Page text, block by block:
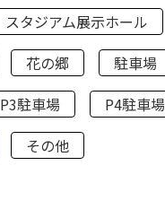
スタジアム展示ホール
花の郷
駐車場
P3駐車場
P4駐車場
その他